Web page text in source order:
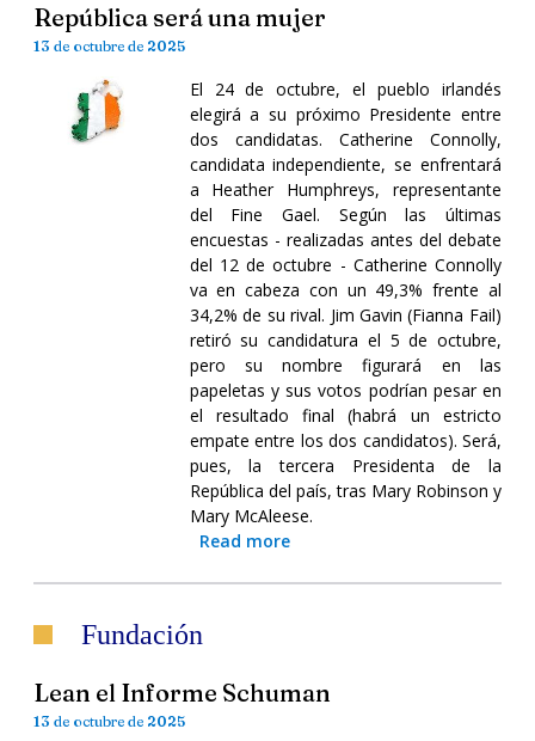
República será una mujer
13 de octubre de 2025
El 24 de octubre, el pueblo irlandés
elegirá a su próximo Presidente entre
dos candidatas. Catherine Connolly,
candidata independiente, se enfrentará
a Heather Humphreys, representante
del Fine Gael. Según las últimas
encuestas - realizadas antes del debate
del 12 de octubre - Catherine Connolly
va en cabeza con un 49,3% frente al
34,2% de su rival. Jim Gavin (Fianna Fail)
retiró su candidatura el 5 de octubre,
pero su nombre figurará en las
papeletas y sus votos podrían pesar en
el resultado final (habrá un estricto
empate entre los dos candidatos). Será,
pues, la tercera Presidenta de la
República del país, tras Mary Robinson y
Mary McAleese.
Read more
Fundación
Lean el Informe Schuman
13 de octubre de 2025